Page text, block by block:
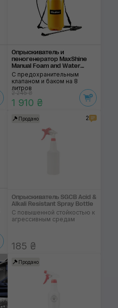
Опрыскиватель и
пеногенератор MaxShine
Manual Foam and Water
Sprayer
С предохранительным
клапаном и баком на 8
литров
2 245 ₴
1 910 ₴
Продано 2
Опрыскиватель SGCB Acid &
Alkali Resistant Spray Bottle
С повышенной стойкостью к
агрессивным средам
185 ₴
Продано